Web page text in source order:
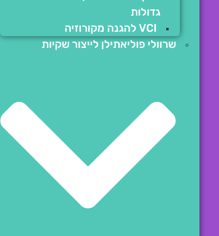
גדולות
VCI להגנה מקורוזיה
שרוולי פוליאתילן לייצור שקיות